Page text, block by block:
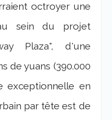
octroyer une
sein du projet
Plaza", d'une
de yuans (390.000
exceptionnelle en
par tête est de